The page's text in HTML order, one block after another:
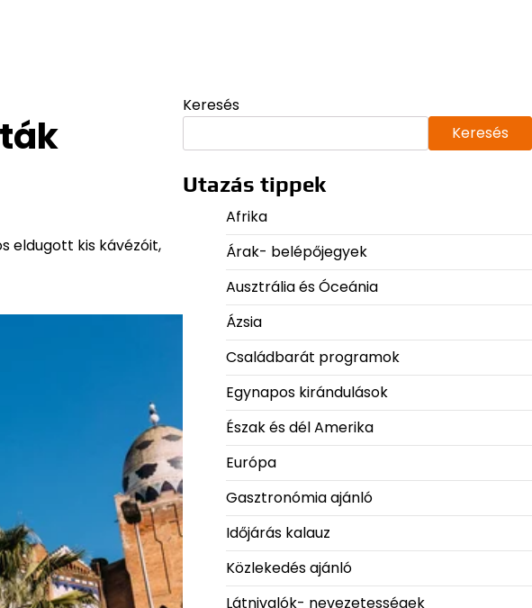
eldugott kis kávézóit,
Keresés
Keresés
Utazás tippek
Afrika
Árak- belépőjegyek
Ausztrália és Óceánia
Ázsia
Családbarát programok
Egynapos kirándulások
Észak és dél Amerika
Európa
Gasztronómia ajánló
Időjárás kalauz
Közlekedés ajánló
Látnivalók- nevezetességek